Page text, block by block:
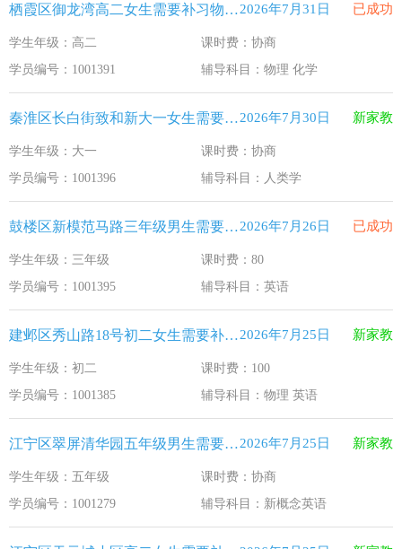
栖霞区御龙湾高二女生需要补习物理 化学2026年7月31日 已成功
学生年级：高二
课时费：协商
学员编号：1001391
辅导科目：物理 化学
秦淮区长白街致和新大一女生需要补习人类学2026年7月30日 新家教
学生年级：大一
课时费：协商
学员编号：1001396
辅导科目：人类学
鼓楼区新模范马路三年级男生需要补习英语2026年7月26日 已成功
学生年级：三年级
课时费：80
学员编号：1001395
辅导科目：英语
建邺区秀山路18号初二女生需要补习物理 英语2026年7月25日 新家教
学生年级：初二
课时费：100
学员编号：1001385
辅导科目：物理 英语
江宁区翠屏清华园五年级男生需要补习新概念英语2026年7月25日 新家教
学生年级：五年级
课时费：协商
学员编号：1001279
辅导科目：新概念英语